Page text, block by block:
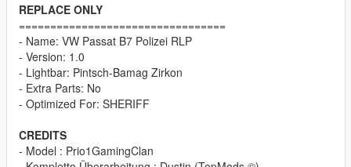
REPLACE ONLY
=================================
- Name: VW Passat B7 Polizei RLP
- Version: 1.0
- Lightbar: Pintsch-Bamag Zirkon
- Extra Parts: No
- Optimized For: SHERIFF
CREDITS
- Model : Prio1GamingClan